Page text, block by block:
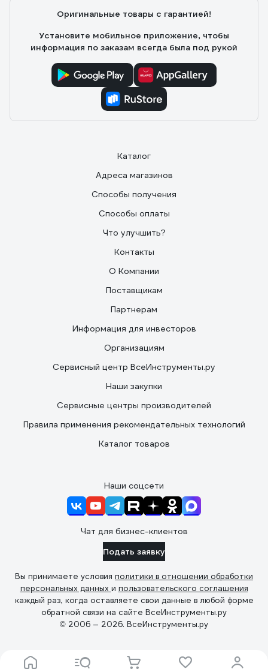
Оригинальные товары с гарантией!
Установите мобильное приложение, чтобы
информация по заказам всегда была под рукой
Каталог
Адреса магазинов
Способы получения
Способы оплаты
Что улучшить?
Контакты
О Компании
Поставщикам
Партнерам
Информация для инвесторов
Организациям
Сервисный центр ВсеИнструменты.ру
Наши закупки
Сервисные центры производителей
Правила применения рекомендательных технологий
Каталог товаров
Наши соцсети
Чат для бизнес-клиентов
Подать заявку
Вы принимаете условия политики в отношении обработки
персональных данных и пользовательского соглашения
каждый раз, когда оставляете свои данные в любой форме
обратной связи на сайте ВсеИнструменты.ру
© 2006 — 2026. ВсеИнструменты.ру